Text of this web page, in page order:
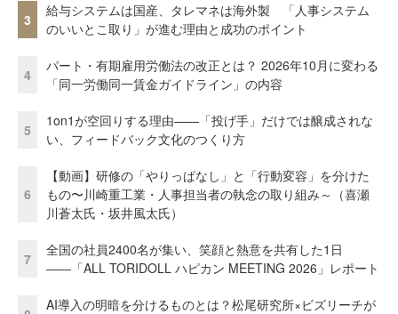
3
給与システムは国産、タレマネは海外製 「人事システム
のいいとこ取り」が進む理由と成功のポイント
4
パート・有期雇用労働法の改正とは？ 2026年10月に変わる
「同一労働同一賃金ガイドライン」の内容
5
1on1が空回りする理由——「投げ手」だけでは醸成されな
い、フィードバック文化のつくり方
6
【動画】研修の「やりっぱなし」と「行動変容」を分けた
もの〜川崎重工業・人事担当者の執念の取り組み～（喜瀬
川蒼太氏・坂井風太氏）
7
全国の社員2400名が集い、笑顔と熱意を共有した1日
――「ALL TORIDOLL ハピカン MEETING 2026」レポート
AI導入の明暗を分けるものとは？松尾研究所×ビズリーチが